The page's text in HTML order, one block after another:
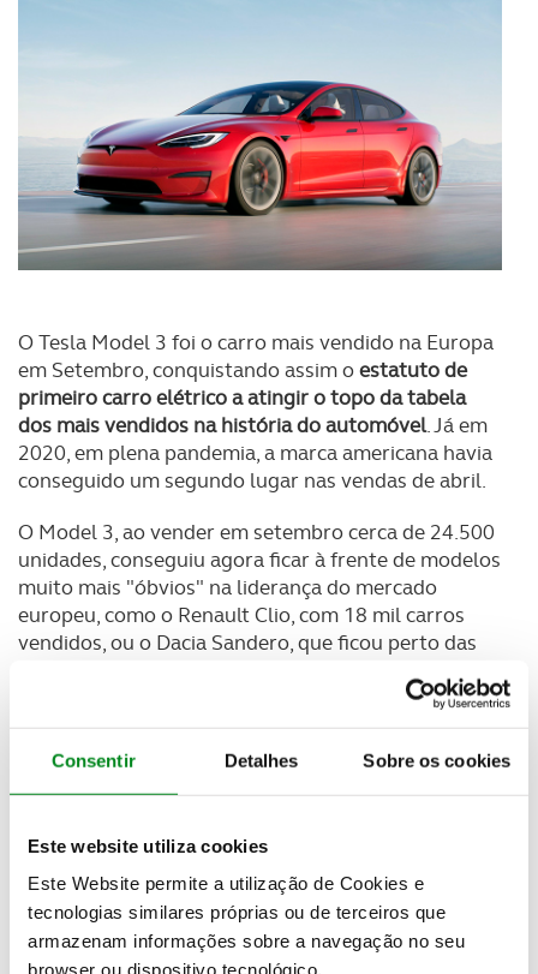
Consentir Detalhes Sobre os cookies
Este website utiliza cookies
Este Website permite a utilização de Cookies e
tecnologias similares próprias ou de terceiros que
armazenam informações sobre a navegação no seu
browser ou dispositivo tecnológico.
O Tesla Model 3 foi o carro mais vendido na Europa
em Setembro, conquistando assim oestatuto de
primeiro carro elétrico a atingir o topo da tabela
dos mais vendidos na história do automóvel. Já em
2020, em plena pandemia, a marca americana havia
conseguido um segundo lugar nas vendas de abril.
O Model 3, ao vender em setembro cerca de 24.500
unidades, conseguiu agora ficar à frente de modelos
muito mais "óbvios" na liderança do mercado
europeu, como o Renault Clio, com 18 mil carros
vendidos, ou o Dacia Sandero, que ficou perto das
percentuais, o Model 3 subiu em 58% o volume de
transações face a setembro de 2020, ao passo que
os seis modelos seguintes na tabela tiveram perdas
liderança da Tesla está a ser pressionada pela
Volkswagen e pelo seu exército de marcas, mas
voltando aos números de setembro, Elon Musk,
fundador da Tesla, conseguiu ainda colocar o Model